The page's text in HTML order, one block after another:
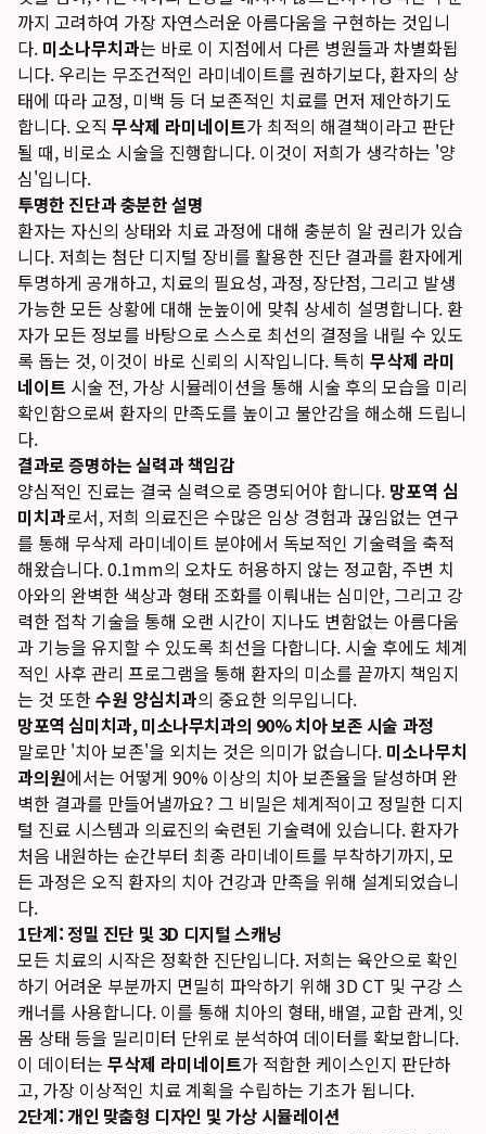
까지 고려하여 가장 자연스러운 아름다움을 구현하는 것입니
다. 미소나무치과는 바로 이 지점에서 다른 병원들과 차별화됩
니다. 우리는 무조건적인 라미네이트를 권하기보다, 환자의 상
태에 따라 교정, 미백 등 더 보존적인 치료를 먼저 제안하기도
합니다. 오직 무삭제 라미네이트가 최적의 해결책이라고 판단
될 때, 비로소 시술을 진행합니다. 이것이 저희가 생각하는 '양
심'입니다.
투명한 진단과 충분한 설명
환자는 자신의 상태와 치료 과정에 대해 충분히 알 권리가 있습
니다. 저희는 첨단 디지털 장비를 활용한 진단 결과를 환자에게
투명하게 공개하고, 치료의 필요성, 과정, 장단점, 그리고 발생
가능한 모든 상황에 대해 눈높이에 맞춰 상세히 설명합니다. 환
자가 모든 정보를 바탕으로 스스로 최선의 결정을 내릴 수 있도
록 돕는 것, 이것이 바로 신뢰의 시작입니다. 특히 무삭제 라미
네이트 시술 전, 가상 시뮬레이션을 통해 시술 후의 모습을 미리
확인함으로써 환자의 만족도를 높이고 불안감을 해소해 드립니
다.
결과로 증명하는 실력과 책임감
양심적인 진료는 결국 실력으로 증명되어야 합니다. 망포역 심
미치과로서, 저희 의료진은 수많은 임상 경험과 끊임없는 연구
를 통해 무삭제 라미네이트 분야에서 독보적인 기술력을 축적
해왔습니다. 0.1mm의 오차도 허용하지 않는 정교함, 주변 치
아와의 완벽한 색상과 형태 조화를 이뤄내는 심미안, 그리고 강
력한 접착 기술을 통해 오랜 시간이 지나도 변함없는 아름다움
과 기능을 유지할 수 있도록 최선을 다합니다. 시술 후에도 체계
적인 사후 관리 프로그램을 통해 환자의 미소를 끝까지 책임지
는 것 또한수원 양심치과의 중요한 의무입니다.
망포역 심미치과, 미소나무치과의 90% 치아 보존 시술 과정
말로만 '치아 보존'을 외치는 것은 의미가 없습니다. 미소나무치
과의원에서는 어떻게 90% 이상의 치아 보존율을 달성하며 완
벽한 결과를 만들어낼까요? 그 비밀은 체계적이고 정밀한 디지
털 진료 시스템과 의료진의 숙련된 기술력에 있습니다. 환자가
처음 내원하는 순간부터 최종 라미네이트를 부착하기까지, 모
든 과정은 오직 환자의 치아 건강과 만족을 위해 설계되었습니
다.
1단계: 정밀 진단 및 3D 디지털 스캐닝
모든 치료의 시작은 정확한 진단입니다. 저희는 육안으로 확인
하기 어려운 부분까지 면밀히 파악하기 위해 3D CT 및 구강 스
캐너를 사용합니다. 이를 통해 치아의 형태, 배열, 교합 관계, 잇
몸 상태 등을 밀리미터 단위로 분석하여 데이터를 확보합니다.
이 데이터는 무삭제 라미네이트가 적합한 케이스인지 판단하
고, 가장 이상적인 치료 계획을 수립하는 기초가 됩니다.
2단계: 개인 맞춤형 디자인 및 가상 시뮬레이션